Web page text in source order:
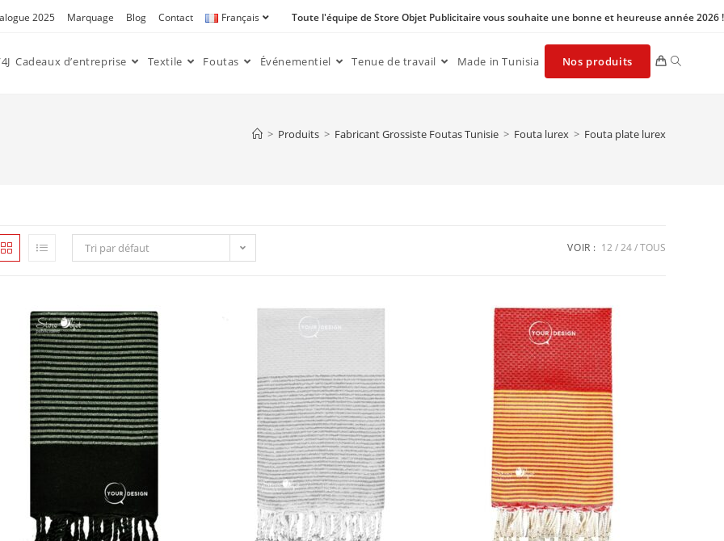
2025 Marquage Blog Contact Français Toute l'équipe de Store Objet Publicitaire vous souhaite une bonne et heureuse année 2026 !
Cadeaux d’entreprise Textile Foutas Événementiel Tenue de travail Made in Tunisia Nos produits
> Produits > Fabricant Grossiste Foutas Tunisie > Fouta lurex > Fouta plate lurex
Tri par défaut VOIR : 12 24 TOUS